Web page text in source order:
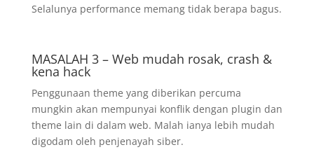
Selalunya performance memang tidak berapa bagus.
MASALAH 3 – Web mudah rosak, crash &
kena hack
Penggunaan theme yang diberikan percuma
mungkin akan mempunyai konflik dengan plugin dan
theme lain di dalam web. Malah ianya lebih mudah
digodam oleh penjenayah siber.